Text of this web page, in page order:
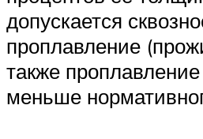
допускается
проплавление
также проплавление
меньше